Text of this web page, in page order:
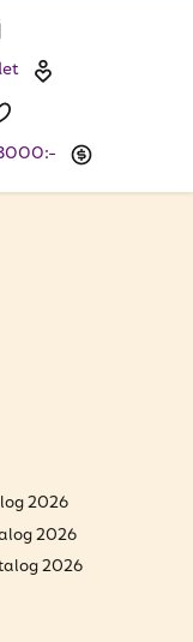
2026
2026
2026